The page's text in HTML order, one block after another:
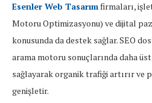
Esenler Web Tasarımfirmaları,
Motoru Optimizasyonu) ve dijital
konusunda da destek sağlar. SEO
arama motoru sonuçlarında daha
sağlayarak organik trafiği artırır ve
genişletir.